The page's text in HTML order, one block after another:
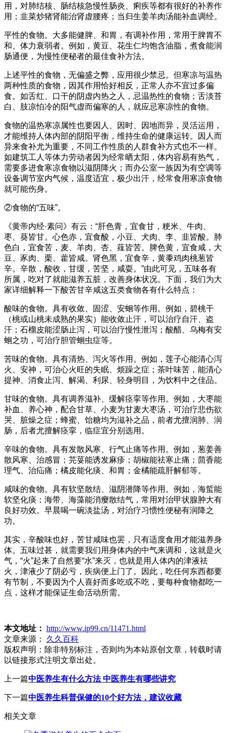
用，对肺结核、肠结核急慢性肠炎、痢疾等都有很好的补养作
用；韭菜炒猪肾能治肾虚腰疼；当归生姜羊肉汤能补血调经。
平性的食物。大多能健脾、和胃，有调补作用，常用于脾胃不
和、体力衰弱者。例如，黄豆、花生仁均饱含油脂，煮食能润
肠通便，为慢性便秘者的最佳食补方法。
上述平性的食物，无偏盛之弊，应用很少禁忌。但寒凉与温热
两种性质的食物，因其作用恰好相反，正常人亦不宜过多偏
食。如舌红、口干的阴虚内热之人，忌温热性的食物；舌淡苔
白、肢凉怕冷的阳气虚而偏寒的人，就应忌寒凉性的食物。
食物的温热寒凉属性也要因人、因时、因地而异，灵活运用，
才能维持人体内部的阴阳平衡，维持生命的健康运转。因人而
异来食补尤为重要，不同工作性质的人群食补方式也不一样。
如建筑工人等体力劳动者因为经常晒太阳，体内容易有热气，
需要多进食寒凉食物以滋阴降火；而办公室一族因为有空调等
设备调节室内气候，温度适宜，极少出汗，经常食用寒凉食物
就可能伤身。
②食物的“五味”。
《黄帝内经·素问》有云：“肝色青，宜食甘，粳米、牛肉、
枣、葵皆甘。心色赤，宜食酸，小豆、犬肉、李、韭皆酸。肺
色白，宜食苦，麦、羊肉、杏、薤皆苦。脾色黄，宜食咸，大
豆、豕肉、栗、藿皆咸。肾色黑，宜食辛，黄黍鸡肉桃葱皆
辛。辛散，酸收，甘缓，苦坚，咸耍。”由此可见，五味各有
所属，吃对了就能滋养五脏，改善身体状况。下面，我们为大
家详细解释一下酸苦甘辛咸这五类食物各有什么特点：
酸味的食物。具有收敛、固涩、安蛔等作用。例如，碧桃干
（桃或山桃未成熟的果实）能收敛止汗，可以治疗自汗、盗
汗；石榴皮能涩肠止泻，可以治疗慢性泄泻；酸醋、乌梅有安
蛔之功，可治疗胆管蛔虫症等。
苦味的食物。具有清热、泻火等作用。例如，莲子心能清心泻
火、安神，可治心火旺的失眠、烦躁之症；茶叶味苦，能清心
提神、消食止泻、解渴、利尿、轻身明目，为饮料中之佳品。
甘味的食物。具有调养滋补、缓解痉挛等作用。例如，大枣能
补血、养心神，配合甘草、小麦为甘麦大枣汤，可治疗悲伤欲
哭、脏燥之症；蜂蜜、饴糖均为滋补之品，前者尤擅润肺、润
肠，后者尤擅解痉挛，临症宜分别选用。
辛味的食物。具有发散风寒、行气止痛等作用。例如，葱姜善
散风寒、治感冒；芫荽能诱发麻疹；胡椒能祛寒止痛；茴香能
理气、治疝痛；橘皮能化痰、和胃；金橘能疏肝解郁等。
咸味的食物。具有软坚散结、滋阴潜降等作用。例如，海蜇能
软坚化痰；海带、海藻能消瘿散结气，常用对治甲状腺肿大有
良好功效。早晨喝一碗淡盐汤，对治疗习惯性便秘有润降之
功。
其实，辛酸味也好，苦甘咸味也罢，只有适度食用才能滋养身
体。五味过甚，就需要我们用身体内的中气来调和，这就是火
气，“火”起来了自然要“水”来灭，也就是用人体内的津液祛
火，津液少了阴必亏，疾病便上门了。因此，吃任何东西都要
有节制，不要因为个人喜好而多吃或不吃，要每种食物都吃一
点，这样才能保证生命活动所需。
本文地址： http://www.ip99.cn/11471.html
文章来源：
久久百科
版权声明： 除非特别标注，否则均为本站原创文章，转载时请
以链接形式注明文章出处。
上一篇中医养生有什么方法 中医养生有哪些讲究
下一篇中医养生科普保健的10个好方法，建议收藏
相关文章